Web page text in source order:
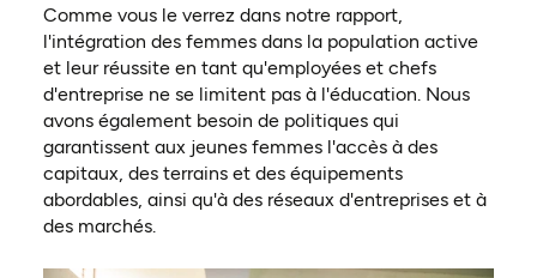
Comme vous le verrez dans notre rapport,
l'intégration des femmes dans la population active
et leur réussite en tant qu'employées et chefs
d'entreprise ne se limitent pas à l'éducation. Nous
avons également besoin de politiques qui
garantissent aux jeunes femmes l'accès à des
capitaux, des terrains et des équipements
abordables, ainsi qu'à des réseaux d'entreprises et à
des marchés.